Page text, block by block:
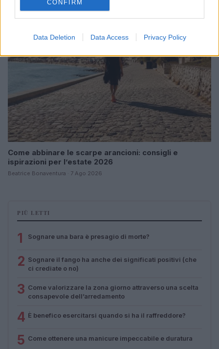
CONFIRM
Data Deletion Data Access Privacy Policy
Come abbinare le scarpe arancioni: consigli e
ispirazioni per l’estate 2026
Beatrice Bonaventura · 7 Ago 2026
PIÙ LETTI
1 Sognare una bara è presagio di morte?
2 Sognare il fango ha anche dei significati positivi (che
ci crediate o no)
3 Come valorizzare la zona giorno attraverso una scelta
consapevole dell’arredamento
4 È benefico esercitarsi quando si ha il raffreddore?
5 Come ottenere una manicure impeccabile e duratura